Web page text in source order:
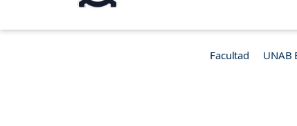
Facultad UNAB